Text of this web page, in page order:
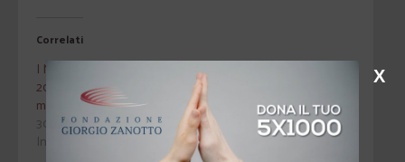
Correlati
I Mercoledì di Avvento
2015. Le opere di
misericordia spirituale.
30 Novembre 2015
In "Attualità"
Affettività e sessualità: i
giovani tra emozioni e
ricerca di senso
2 Novembre 2011
In "Attualità"
X